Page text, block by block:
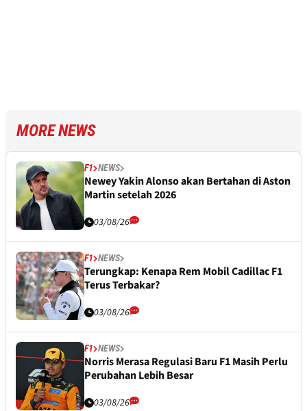
MORE NEWS
F1 NEWS
Newey Yakin Alonso akan Bertahan di Aston
Martin setelah 2026
03/08/26
F1 NEWS
Terungkap: Kenapa Rem Mobil Cadillac F1
Terus Terbakar?
03/08/26
F1 NEWS
Norris Merasa Regulasi Baru F1 Masih Perlu
Perubahan Lebih Besar
03/08/26